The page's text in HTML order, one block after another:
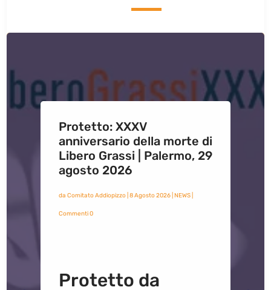
Protetto: XXXV
anniversario della morte di
Libero Grassi | Palermo, 29
agosto 2026
da Comitato Addiopizzo| 8 Agosto 2026| NEWS|
Commenti 0
Protetto da